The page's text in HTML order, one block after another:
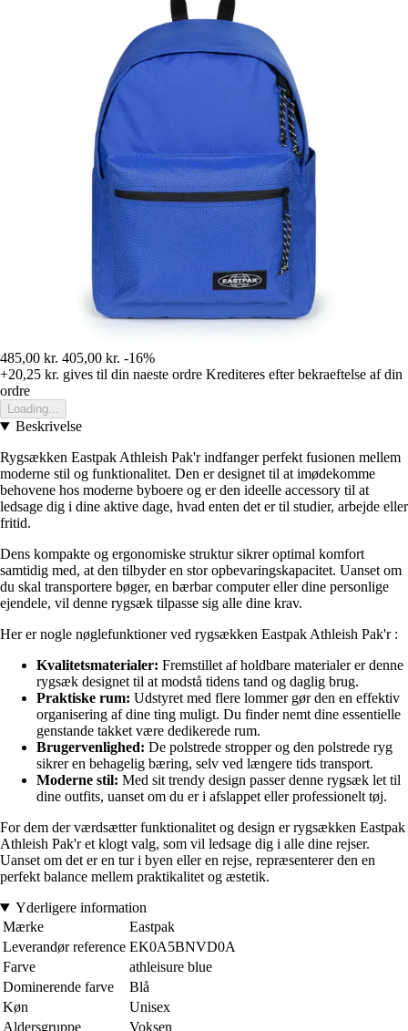
485,00 kr. 405,00 kr. -16%
+20,25 kr. gives til din naeste ordre Krediteres efter bekraeftelse af din
ordre
Loading...
Beskrivelse
Rygsækken Eastpak Athleish Pak'r indfanger perfekt fusionen mellem
moderne stil og funktionalitet. Den er designet til at imødekomme
behovene hos moderne byboere og er den ideelle accessory til at
ledsage dig i dine aktive dage, hvad enten det er til studier, arbejde eller
fritid.
Dens kompakte og ergonomiske struktur sikrer optimal komfort
samtidig med, at den tilbyder en stor opbevaringskapacitet. Uanset om
du skal transportere bøger, en bærbar computer eller dine personlige
ejendele, vil denne rygsæk tilpasse sig alle dine krav.
Her er nogle nøglefunktioner ved rygsækken Eastpak Athleish Pak'r :
Kvalitetsmaterialer: Fremstillet af holdbare materialer er denne
rygsæk designet til at modstå tidens tand og daglig brug.
Praktiske rum: Udstyret med flere lommer gør den en effektiv
organisering af dine ting muligt. Du finder nemt dine essentielle
genstande takket være dedikerede rum.
Brugervenlighed: De polstrede stropper og den polstrede ryg
sikrer en behagelig bæring, selv ved længere tids transport.
Moderne stil: Med sit trendy design passer denne rygsæk let til
dine outfits, uanset om du er i afslappet eller professionelt tøj.
For dem der værdsætter funktionalitet og design er rygsækken Eastpak
Athleish Pak'r et klogt valg, som vil ledsage dig i alle dine rejser.
Uanset om det er en tur i byen eller en rejse, repræsenterer den en
perfekt balance mellem praktikalitet og æstetik.
Yderligere information
Mærke
Eastpak
Leverandør reference EK0A5BNVD0A
Farve
athleisure blue
Dominerende farve
Blå
Køn
Unisex
Aldersgruppe
Voksen